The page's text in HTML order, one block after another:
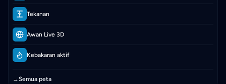
Tekanan
Awan Live 3D
Kebakaran aktif
→Semua peta